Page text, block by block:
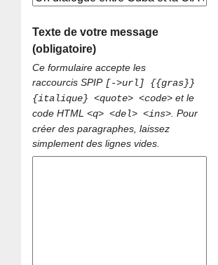
Texte de votre message
(obligatoire)
Ce formulaire accepte les
raccourcis SPIP [->url] {{gras}}
{italique} <quote> <code> et le
code HTML<q> <del> <ins> . Pour
créer des paragraphes, laissez
simplement des lignes vides.